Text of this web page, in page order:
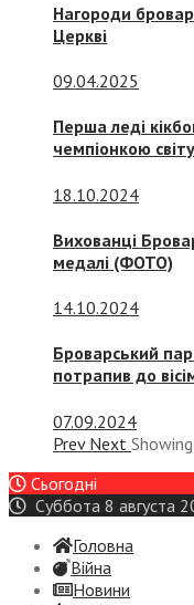
Нагороди
Церкві
09.04.2025
Перша леді
чемпіонкою
18.10.2024
Вихованці
медалі (ФОТО)
14.10.2024
Броварський
потрапив до
07.09.2024
Prev Next Showing
Сьогодні
Суббота 8 августа
Головна
Війна
Новини